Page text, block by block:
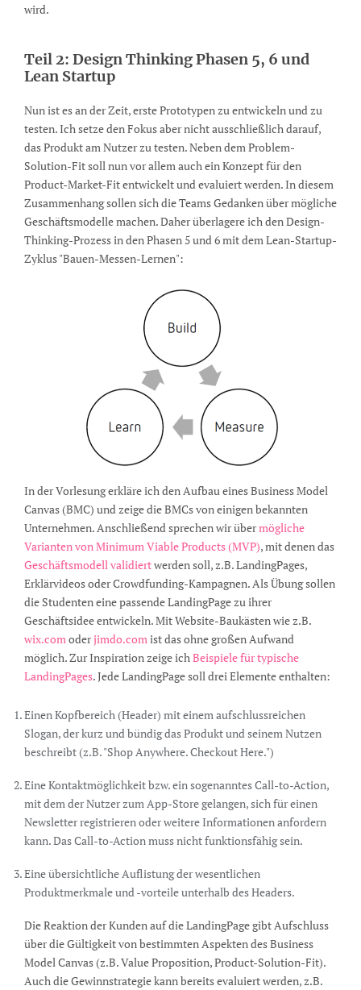
wird.
Teil 2: Design Thinking Phasen 5, 6 und
Lean Startup
Nun ist es an der Zeit, erste Prototypen zu entwickeln und zu
testen. Ich setze den Fokus aber nicht ausschließlich darauf,
das Produkt am Nutzer zu testen. Neben dem Problem-
Solution-Fit soll nun vor allem auch ein Konzept für den
Product-Market-Fit entwickelt und evaluiert werden. In diesem
Zusammenhang sollen sich die Teams Gedanken über mögliche
Geschäftsmodelle machen. Daher überlagere ich den Design-
Thinking-Prozess in den Phasen 5 und 6 mit dem Lean-Startup-
Zyklus "Bauen-Messen-Lernen":
In der Vorlesung erkläre ich den Aufbau eines Business Model
Canvas (BMC) und zeige die BMCs von einigen bekannten
Unternehmen. Anschließend sprechen wir übermögliche
Varianten von Minimum Viable Products (MVP), mit denen das
Geschäftsmodell validiertwerden soll, z.B. LandingPages,
Erklärvideos oder Crowdfunding-Kampagnen. Als Übung sollen
die Studenten eine passende LandingPage zu ihrer
Geschäftsidee entwickeln. Mit Website-Baukästen wie z.B.
wix.com oderjimdo.com ist das ohne großen Aufwand
möglich. Zur Inspiration zeige ich Beispiele für typische
LandingPages. Jede LandingPage soll drei Elemente enthalten:
Einen Kopfbereich (Header) mit einem aufschlussreichen
Slogan, der kurz und bündig das Produkt und seinem Nutzen
beschreibt (z.B. "Shop Anywhere. Checkout Here.")
Eine Kontaktmöglichkeit bzw. ein sogenanntes Call-to-Action,
mit dem der Nutzer zum App-Store gelangen, sich für einen
Newsletter registrieren oder weitere Informationen anfordern
kann. Das Call-to-Action muss nicht funktionsfähig sein.
Eine übersichtliche Auflistung der wesentlichen
Produktmerkmale und -vorteile unterhalb des Headers.
Die Reaktion der Kunden auf die LandingPage gibt Aufschluss
über die Gültigkeit von bestimmten Aspekten des Business
Model Canvas (z.B. Value Proposition, Product-Solution-Fit).
Auch die Gewinnstrategie kann bereits evaluiert werden, z.B.